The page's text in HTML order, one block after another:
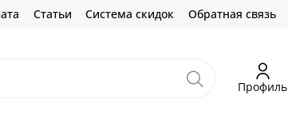
Статьи Система скидок Обратная связь
Профиль